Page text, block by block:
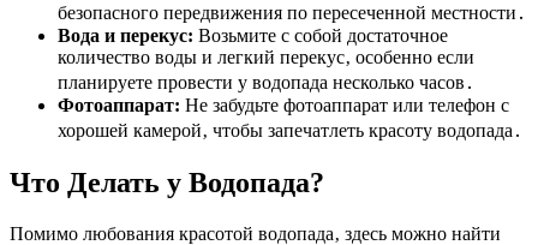
безопасного передвижения по пересеченной местности․
Вода и перекус: Возьмите с собой достаточное
количество воды и легкий перекус‚ особенно если
планируете провести у водопада несколько часов․
Фотоаппарат: Не забудьте фотоаппарат или телефон с
хорошей камерой‚ чтобы запечатлеть красоту водопада․
Что Делать у Водопада?
Помимо любования красотой водопада‚ здесь можно найти